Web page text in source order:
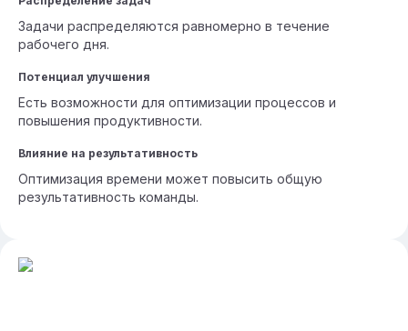
Задачи распределяются равномерно в течение
рабочего дня.
Потенциал улучшения
Есть возможности для оптимизации процессов и
повышения продуктивности.
Влияние на результативность
Оптимизация времени может повысить общую
результативность команды.